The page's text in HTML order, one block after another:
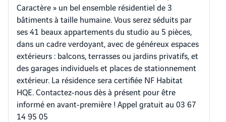
Caractère » un bel ensemble résidentiel de 3
bâtiments à taille humaine. Vous serez séduits par
ses 41 beaux appartements du studio au 5 pièces,
dans un cadre verdoyant, avec de généreux espaces
extérieurs : balcons, terrasses ou jardins privatifs, et
des garages individuels et places de stationnement
extérieur. La résidence sera certifiée NF Habitat
HQE. Contactez-nous dès à présent pour être
informé en avant-première ! Appel gratuit au 03 67
14 95 05